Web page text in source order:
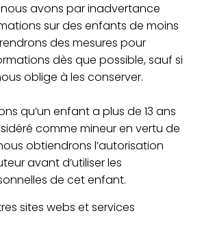
avons par inadvertance
sur des enfants de moins
des mesures pour
dès que possible, sauf si
oblige à les conserver.
qu’un enfant a plus de 13 ans
comme mineur en vertu de
obtiendrons l’autorisation
avant d’utiliser les
de cet enfant.
sites webs et services